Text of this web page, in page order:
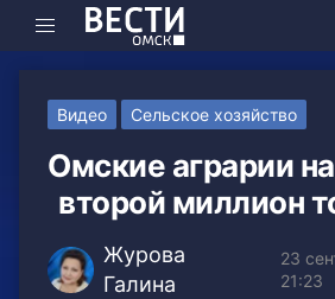
Видео Сельское хозяйство
Омские аграрии
второй миллион
Журова
Галина
23
21:23